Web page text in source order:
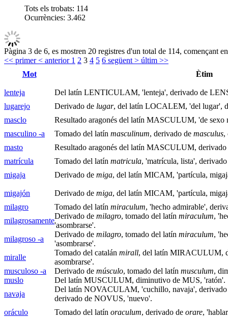
Tots els trobats: 114
Ocurrències: 3.462
Pàgina 3 de 6, es mostren 20 registres d'un total de 114, començant
<< primer< anterior 1 2 3 4 5 6 següent > últim >>
Mot
Ètim
lenteja
Del latín LENTICULAM, 'lenteja', derivado de
lugarejo
Derivado de lugar, del latín LOCALEM, 'del lugar',
masclo
Resultado aragonés del latín MASCULUM, 'de
masculino -a
Tomado del latín masculinum, derivado de masculus,
masto
Resultado aragonés del latín MASCULUM,
matrícula
Tomado del latín matricula, 'matrícula, lista',
migaja
Derivado de miga, del latín MICAM, 'partícula,
migajón Derivado de miga, del latín MICAM, 'partícula,
milagro
Tomado del latín miraculum, 'hecho admirable',
milagrosamente
Derivado de milagro, tomado del latín miraculum,
'asombrarse'.
milagroso -a
Derivado de milagro, tomado del latín miraculum,
'asombrarse'.
miralle
Tomado del catalán mirall, del latín MIRACULUM,
asombrarse'.
musculoso -a
Derivado de músculo, tomado del latín musculum,
muslo
Del latín MUSCULUM, diminutivo de MUS, 'ratón'.
navaja
Del latín NOVACULAM, 'cuchillo, navaja', derivado
derivado de NOVUS, 'nuevo'.
oráculo
Tomado del latín oraculum, derivado de orare,